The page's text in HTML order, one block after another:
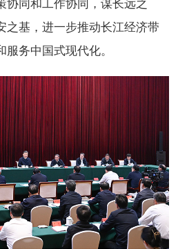
之基，进一步推动长江经济带
务中国式现代化。